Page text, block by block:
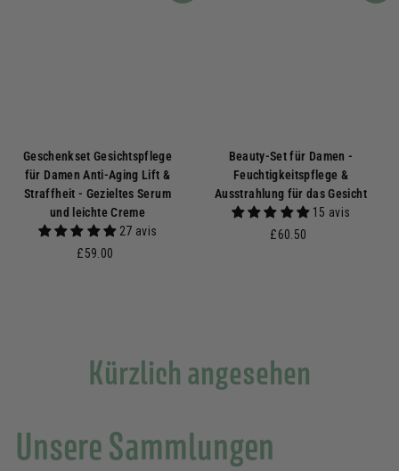
Geschenkset Gesichtspflege
für Damen Anti-Aging Lift &
Straffheit - Gezieltes Serum
und leichte Creme
27 avis
£59.00
Beauty-Set für Damen -
Feuchtigkeitspflege &
Ausstrahlung für das Gesicht
15 avis
£60.50
Kürzlich angesehen
Unsere Sammlungen